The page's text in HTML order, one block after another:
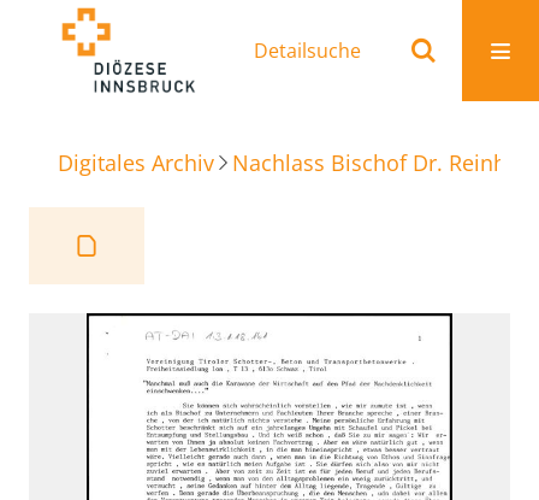
Detailsuche
Digitales Archiv Nachlass Bischof Dr.